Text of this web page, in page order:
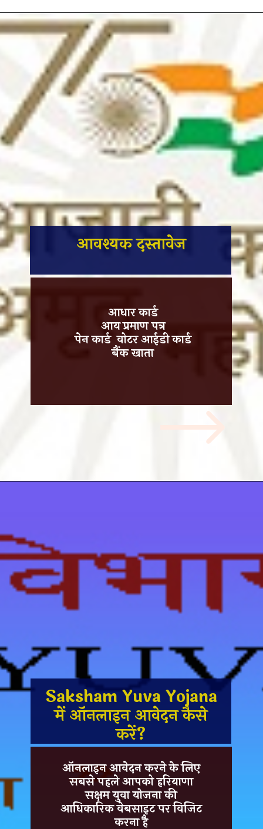
आवश्यक दस्तावेज
आधार कार्ड
आय प्रमाण पत्र
पेन कार्ड वोटर आईडी कार्ड
बैंक खाता
Saksham Yuva Yojana
में ऑनलाइन आवेदन कैसे
करें?
ऑनलाइन आवेदन करने के लिए
सबसे पहले आपकोहरियाणा
सक्षम युवा योजनाकी
आधिकारिक वेबसाइटपर विजिट
करना है